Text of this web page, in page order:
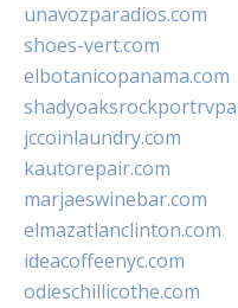
unavozparadios.com
shoes-vert.com
elbotanicopanama.com
jccoinlaundry.com
kautorepair.com
marjaeswinebar.com
elmazatlanclinton.com
ideacoffeenyc.com
odieschillicothe.com